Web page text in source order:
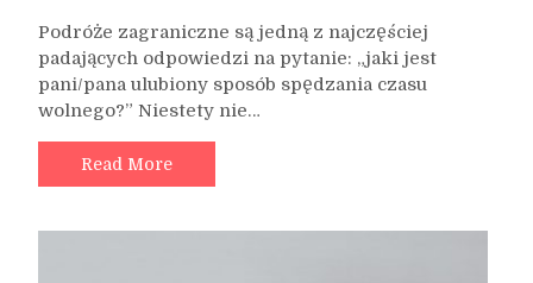
granicą
jest
drogo?
Może
taniej
Podróże zagraniczne są jedną z najczęściej
padających odpowiedzi na pytanie: „jaki jest
pani/pana ulubiony sposób spędzania czasu
wolnego?” Niestety nie…
Read More